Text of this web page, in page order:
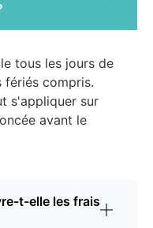
tous les jours de
fériés compris.
s'appliquer sur
avant le
t-elle les frais